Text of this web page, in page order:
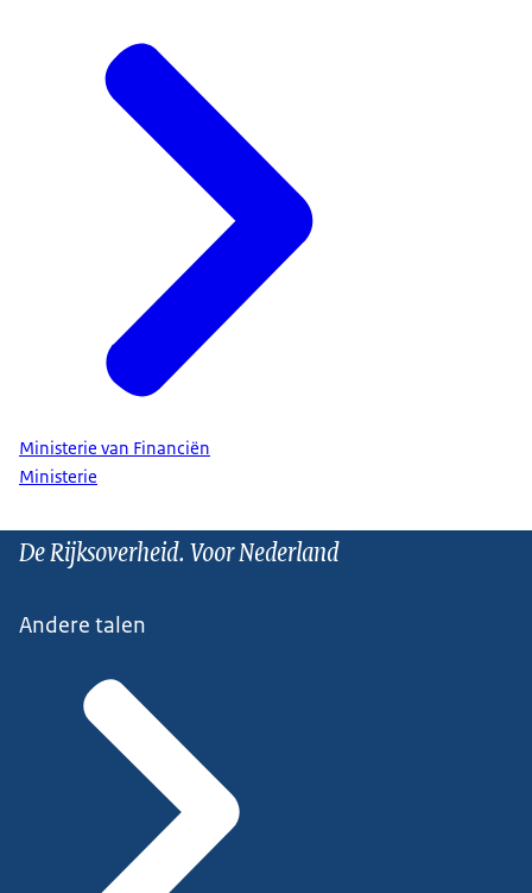
Ministerie van Financiën
Ministerie
De Rijksoverheid. Voor Nederland
Andere talen